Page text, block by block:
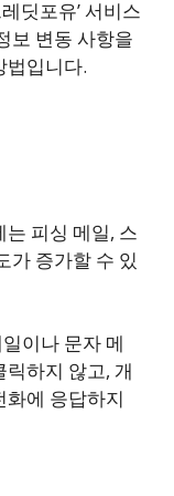
딧포유’ 서비스
보 변동 사항을
법입니다.
피싱 메일, 스
가 증가할 수 있
이나 문자 메
하지 않고, 개
화에 응답하지